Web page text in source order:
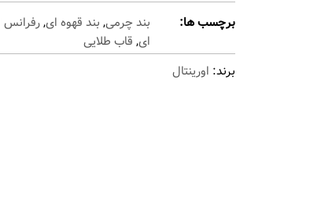
برچسب ها:
بند چرمی, بند قهوه ای,رفرانس 141
ای, قاب طلایی
برند: اورینتال